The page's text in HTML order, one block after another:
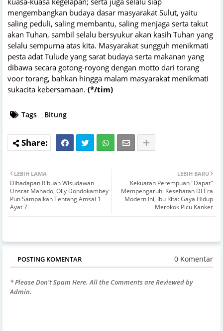
mengembangkan budaya dasar masyarakat Sulut, yaitu
saling peduli, saling membantu, saling menjaga serta takut
akan Tuhan, sambil selalu bersyukur akan kasih Tuhan yang
selalu sempurna atas kita. Masyarakat sungguh menikmati
pesta adat Tulude yang sarat budaya serta makanan yang
dibawa secara gotong-royong dengan motto dari torang
voor torang, bahkan hingga malam masyarakat menikmati
sukacita kebersamaan. (*/tim)
Tags Bitung
LEBIH BARU
Kekuatan Perempuan "Dapat"
Mempengaruhi Kesehatan Di Era
Modern Ini, Ibu Rita: Gaya Hidup
Merokok Picu Kanker
LEBIH LAMA
Dihadapan Ribuan Wisudawan
Unsrat Manado, Olly Dondokambey
Pun Sampaikan Tentang Amsal 1
Ayat 7
POSTING KOMENTAR 0 Komentar
* Please Don't Spam Here. All the Comments are Reviewed by
Admin.